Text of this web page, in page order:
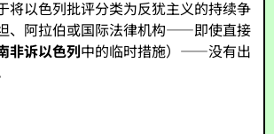
将以色列批评分类为反犹主义的持续争
、阿拉伯或国际法律机构——即使直接
非诉以色列中的临时措施）——没有出